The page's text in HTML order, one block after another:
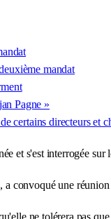
mandat
Pagne »
certains directeurs et
et s'est interrogée sur
convoqué une